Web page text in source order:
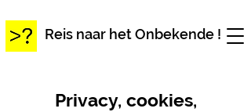
Reis naar het Onbekende !
Privacy, cookies,